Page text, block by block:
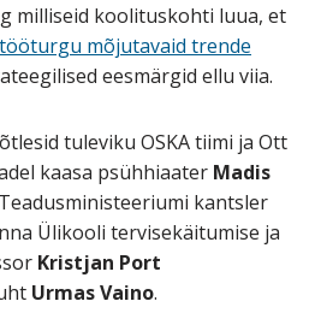
milliseid koolituskohti luua, et
tööturgu mõjutavaid trende
eesmärgid ellu viia.
tuleviku OSKA tiimi ja Ott
kaasa psühhiaater Madis
kantsler
Ülikooli tervisekäitumise ja
Kristjan Port
Urmas Vaino.